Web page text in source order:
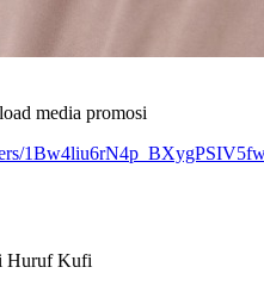
media promosi
Huruf Kufi